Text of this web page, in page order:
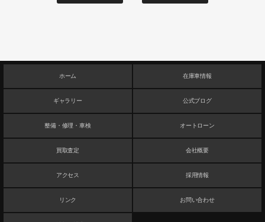
ホーム 在庫車情報
ギャラリー 公式ブログ
整備・修理・車検 オートローン
買取査定 会社概要
アクセス 採用情報
リンク お問い合わせ